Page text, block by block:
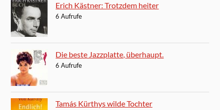
Erich Kästner: Trotzdem heiter
6 Aufrufe
Die beste Jazzplatte, überhaupt.
6 Aufrufe
Tamás Kürthys wilde Tochter